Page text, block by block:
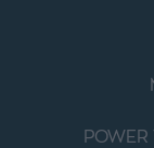
POWER